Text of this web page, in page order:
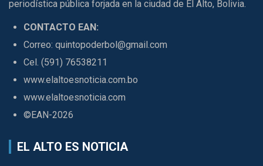
periodística pública forjada en la ciudad de El Alto, Bolivia.
CONTACTO EAN:
Correo: quintopoderbol@gmail.com
Cel. (591) 76538211
www.elaltoesnoticia.com.bo
www.elaltoesnoticia.com
©EAN-2026
EL ALTO ES NOTICIA